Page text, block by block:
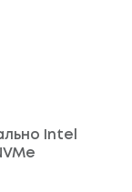
Intel